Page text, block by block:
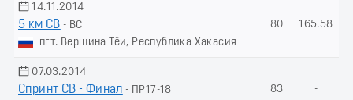
14.11.2014
5 км СВ - ВС
пгт. Вершина Тёи, Республика Хакасия
80 165.58
07.03.2014
Спринт СВ - Финал - ПР17-18
83 -